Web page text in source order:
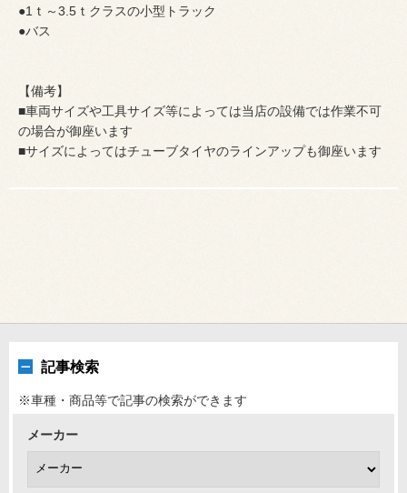
●1ｔ～3.5ｔクラスの小型トラック
●バス
【備考】
■車両サイズや工具サイズ等によっては当店の設備では作業不可
の場合が御座います
■サイズによってはチューブタイヤのラインアップも御座います
記事検索
※車種・商品等で記事の検索ができます
メーカー